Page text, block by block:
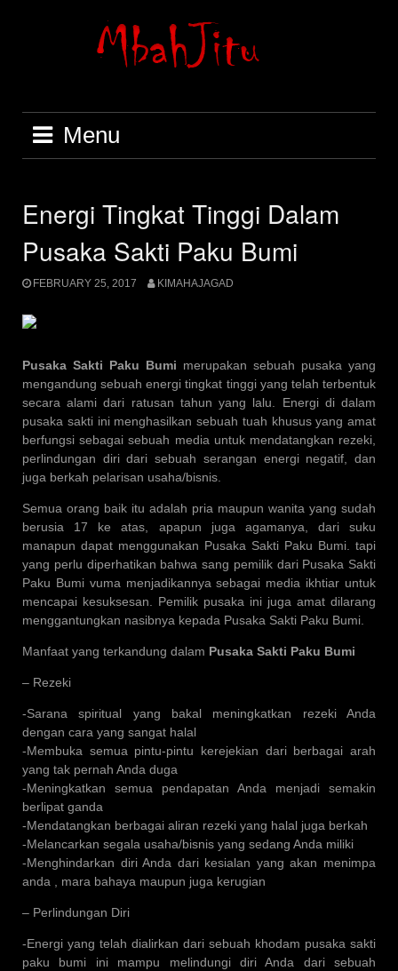
Menu
Energi Tingkat Tinggi Dalam
Pusaka Sakti Paku Bumi
FEBRUARY 25, 2017 KIMAHAJAGAD
Pusaka Sakti Paku Bumi merupakan sebuah pusaka yang
mengandung sebuah energi tingkat tinggi yang telah terbentuk
secara alami dari ratusan tahun yang lalu. Energi di dalam
pusaka sakti ini menghasilkan sebuah tuah khusus yang amat
berfungsi sebagai sebuah media untuk mendatangkan rezeki,
perlindungan diri dari sebuah serangan energi negatif, dan
juga berkah pelarisan usaha/bisnis.
Semua orang baik itu adalah pria maupun wanita yang sudah
berusia 17 ke atas, apapun juga agamanya, dari suku
manapun dapat menggunakan Pusaka Sakti Paku Bumi. tapi
yang perlu diperhatikan bahwa sang pemilik dari Pusaka Sakti
Paku Bumi vuma menjadikannya sebagai media ikhtiar untuk
mencapai kesuksesan. Pemilik pusaka ini juga amat dilarang
menggantungkan nasibnya kepada Pusaka Sakti Paku Bumi.
Manfaat yang terkandung dalam Pusaka Sakti Paku Bumi
– Rezeki
-Sarana spiritual yang bakal meningkatkan rezeki Anda
dengan cara yang sangat halal
-Membuka semua pintu-pintu kerejekian dari berbagai arah
yang tak pernah Anda duga
-Meningkatkan semua pendapatan Anda menjadi semakin
berlipat ganda
-Mendatangkan berbagai aliran rezeki yang halal juga berkah
-Melancarkan segala usaha/bisnis yang sedang Anda miliki
-Menghindarkan diri Anda dari kesialan yang akan menimpa
anda , mara bahaya maupun juga kerugian
– Perlindungan Diri
-Energi yang telah dialirkan dari sebuah khodam pusaka sakti
paku bumi ini mampu melindungi diri Anda dari sebuah